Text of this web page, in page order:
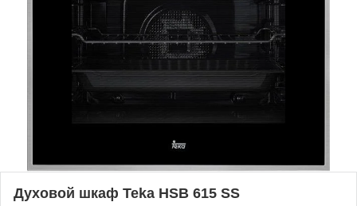
Духовой шкаф Teka HSB 615 SS